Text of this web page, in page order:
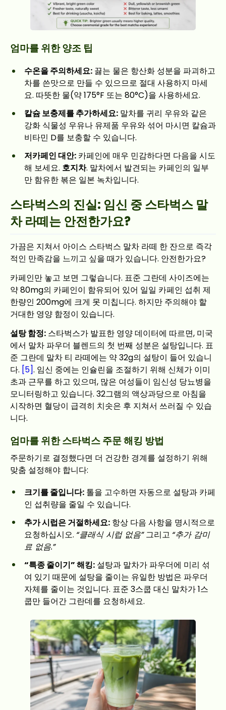
엄마를 위한 양조 팁
수온을 주의하세요: 끓는 물은 항산화 성분을 파괴하고
차를 쓴맛으로 만들 수 있으므로 절대 사용하지 마세
요. 따뜻한 물(약 175°F 또는 80°C)을 사용하세요.
칼슘 보충제를 추가하세요: 말차를 귀리 우유와 같은
강화 식물성 우유나 유제품 우유와 섞어 마시면 칼슘과
비타민 D를 보충할 수 있습니다.
저카페인 대안: 카페인에 매우 민감하다면 다음을 시도
해 보세요. 호지차. 말차에서 발견되는 카페인의 일부
만 함유한 볶은 일본 녹차입니다.
스타벅스의 진실: 임신 중 스타벅스 말
차 라떼는 안전한가요?
가끔은 지쳐서 아이스 스타벅스 말차 라떼 한 잔으로 즉각
적인 만족감을 느끼고 싶을 때가 있습니다. 안전한가요?
카페인만 놓고 보면 그렇습니다. 표준 그란데 사이즈에는
약 80mg의 카페인이 함유되어 있어 일일 카페인 섭취 제
한량인 200mg에 크게 못 미칩니다. 하지만 주의해야 할
거대한 영양 함정이 있습니다.
설탕 함정: 스타벅스가 발표한 영양 데이터에 따르면, 미국
에서 말차 파우더 블렌드의 첫 번째 성분은 설탕입니다. 표
준 그란데 말차 티 라떼에는 약 32g의 설탕이 들어 있습니
다. [5]. 임신 중에는 인슐린을 조절하기 위해 신체가 이미
초과 근무를 하고 있으며, 많은 여성들이 임신성 당뇨병을
모니터링하고 있습니다. 32그램의 액상과당으로 아침을
시작하면 혈당이 급격히 치솟은 후 지쳐서 쓰러질 수 있습
니다.
엄마를 위한 스타벅스 주문 해킹 방법
주문하기로 결정했다면 더 건강한 경계를 설정하기 위해
맞춤 설정해야 합니다:
크기를 줄입니다: 톨을 고수하면 자동으로 설탕과 카페
인 섭취량을 줄일 수 있습니다.
추가 시럽은 거절하세요: 항상 다음 사항을 명시적으로
요청하십시오. “클래식 시럽 없음”그리고 “추가 감미
료 없음.”
“특종 줄이기” 해킹: 설탕과 말차가 파우더에 미리 섞
여 있기 때문에 설탕을 줄이는 유일한 방법은 파우더
자체를 줄이는 것입니다. 표준 3스쿱 대신 말차가 1스
쿱만 들어간 그란데를 요청하세요.